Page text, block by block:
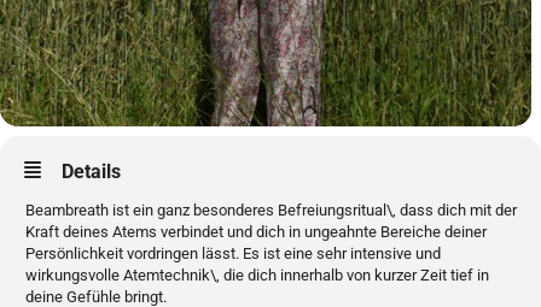
Details
Beambreath ist ein ganz besonderes Befreiungsritual\, dass dich mit der
Kraft deines Atems verbindet und dich in ungeahnte Bereiche deiner
Persönlichkeit vordringen lässt. Es ist eine sehr intensive und
wirkungsvolle Atemtechnik\, die dich innerhalb von kurzer Zeit tief in
deine Gefühle bringt.